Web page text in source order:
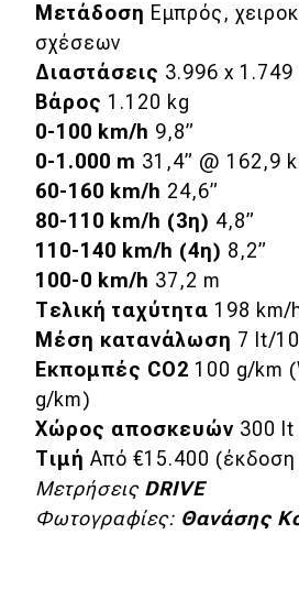
Μετάδοση Εμπρός,
σχέσεων
Διαστάσεις 3.996 x 1.749
Βάρος 1.120 kg
0-100 km/h 9,8”
0-1.000 m 31,4” @ 162,9
60-160 km/h 24,6”
80-110 km/h (3η) 4,8”
110-140 km/h (4η) 8,2”
100-0 km/h 37,2 m
Τελική ταχύτητα 198 km/
Μέση κατανάλωση 7 lt/
Εκπομπές CO2 100 g/km
g/km)
Χώρος αποσκευών 300 lt
Τιμή Από €15.400 (έκδοση
Μετρήσεις DRIVE
Φωτογραφίες: Θανάσης